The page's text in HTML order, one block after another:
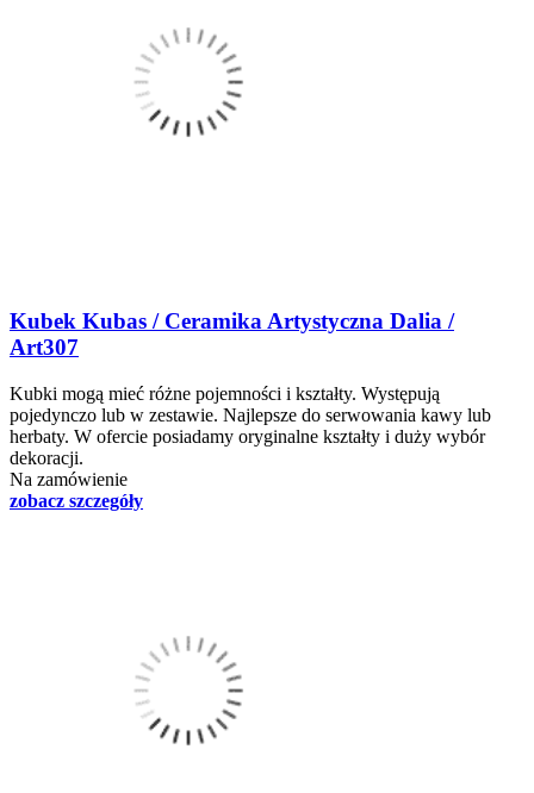
Kubek Kubas / Ceramika Artystyczna Dalia /
Art307
Kubki mogą mieć różne pojemności i kształty. Występują
pojedynczo lub w zestawie. Najlepsze do serwowania kawy lub
herbaty. W ofercie posiadamy oryginalne kształty i duży wybór
dekoracji.
Na zamówienie
zobacz szczegóły